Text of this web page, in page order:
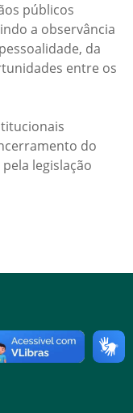
públicos
a observância
da
entre os
do
legislação